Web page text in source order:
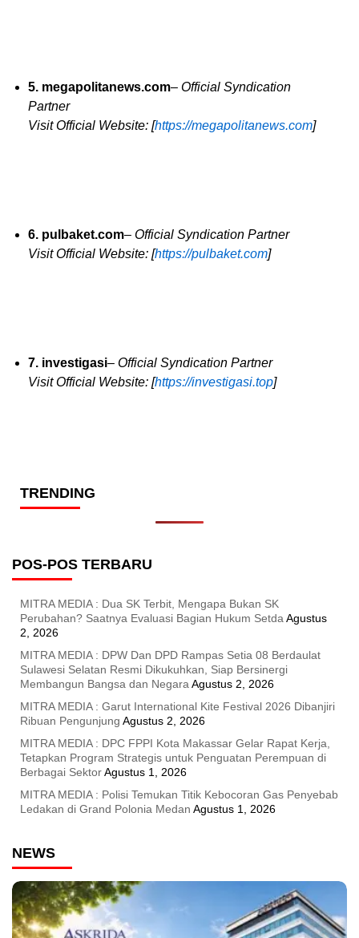
5. megapolitanews.com– Official Syndication
Partner
Visit Official Website: [https://megapolitanews.com]
6. pulbaket.com– Official Syndication Partner
Visit Official Website: [https://pulbaket.com]
7. investigasi– Official Syndication Partner
Visit Official Website: [https://investigasi.top]
TRENDING
POS-POS TERBARU
MITRA MEDIA : Dua SK Terbit, Mengapa Bukan SK
Perubahan? Saatnya Evaluasi Bagian Hukum SetdaAgustus
2, 2026
MITRA MEDIA : DPW Dan DPD Rampas Setia 08 Berdaulat
Sulawesi Selatan Resmi Dikukuhkan, Siap Bersinergi
Membangun Bangsa dan NegaraAgustus 2, 2026
MITRA MEDIA : Garut International Kite Festival 2026 Dibanjiri
Ribuan Pengunjung Agustus 2, 2026
MITRA MEDIA : DPC FPPI Kota Makassar Gelar Rapat Kerja,
Tetapkan Program Strategis untuk Penguatan Perempuan di
Berbagai SektorAgustus 1, 2026
MITRA MEDIA : Polisi Temukan Titik Kebocoran Gas Penyebab
Ledakan di Grand Polonia Medan Agustus 1, 2026
NEWS